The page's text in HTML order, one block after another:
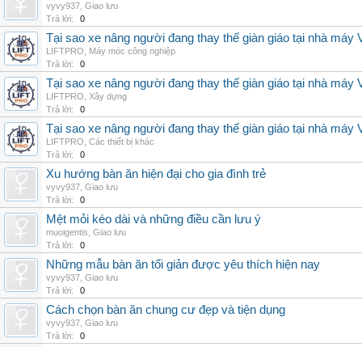
vyvy937 Giao lưu
Trả lời:
0
Tại sao xe nâng người đang thay thế giàn giáo tại nhà máy
LIFTPRO
Máy móc công nghiệp
Trả lời:
0
Tại sao xe nâng người đang thay thế giàn giáo tại nhà máy
LIFTPRO
Xây dựng
Trả lời:
0
Tại sao xe nâng người đang thay thế giàn giáo tại nhà máy
LIFTPRO Các thiết bị khác
Trả lời:
0
Xu hướng bàn ăn hiện đại cho gia đình trẻ
vyvy937 Giao lưu
Trả lời:
0
Mệt mỏi kéo dài và những điều cần lưu ý
muoigentis Giao lưu
Trả lời:
0
Những mẫu bàn ăn tối giản được yêu thích hiện nay
vyvy937 Giao lưu
Trả lời:
0
Cách chọn bàn ăn chung cư đẹp và tiện dụng
vyvy937 Giao lưu
Trả lời:
0